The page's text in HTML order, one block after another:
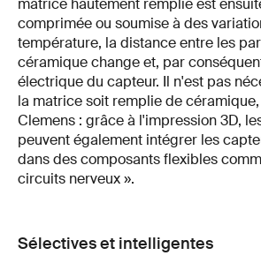
matrice hautement remplie est
comprimée ou soumise à des
température, la distance entre les
céramique change et, par
électrique du capteur. Il n'est pas
la matrice soit remplie de
Clemens : grâce à l'impression 3D,
peuvent également intégrer les
dans des composants flexibles
circuits nerveux ».
Sélectives et intelligentes